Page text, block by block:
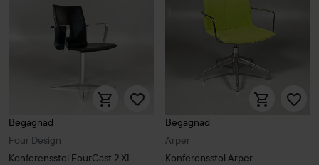
Four Design
Begagnad
Konferensstol FourCast 2 XL
Arper
Begagnad
Konferensstol Arper